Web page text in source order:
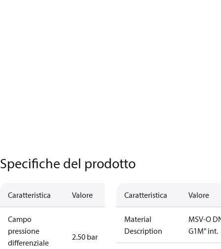
Specifiche del prodotto
Caratteristica Valore
Campo
pressione
differenziale
2.50 bar
Caratteristica Valore
Material
Description
MSV-O
G1М" int.